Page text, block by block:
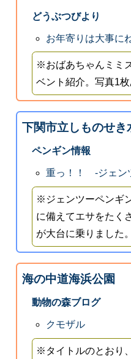
どうぶつびより
お年寄りは大事に
※おばあちゃんミミ
ベント紹介。写真1枚
下関市立しものせき
ペンギン情報
重っ！！ ‐ジェン
※ジェンツーペンギ
に備えてエサをたく
が大台に乗りました
海の中道海浜公園
動物の森ブログ
クモザル
※タイトルのとおり